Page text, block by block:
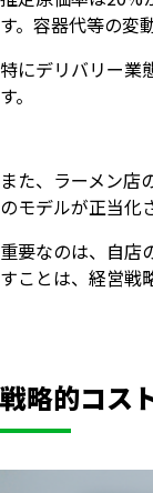
す。容器代等の変
特にデリバリー業
す。
また、ラーメン店
のモデルが正当化
重要なのは、自店
すことは、経営戦
戦略的コス